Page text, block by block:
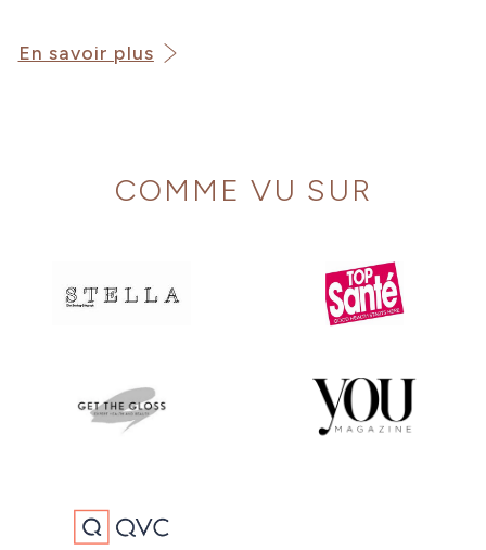
En savoir plus
COMME VU SUR